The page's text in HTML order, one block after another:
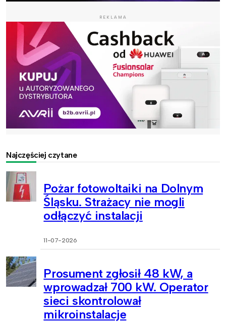
REKLAMA
Najczęściej czytane
Pożar fotowoltaiki na Dolnym
Śląsku. Strażacy nie mogli
odłączyć instalacji
11-07-2026
Prosument zgłosił 48 kW, a
wprowadzał 700 kW. Operator
sieci skontrolował
mikroinstalacje